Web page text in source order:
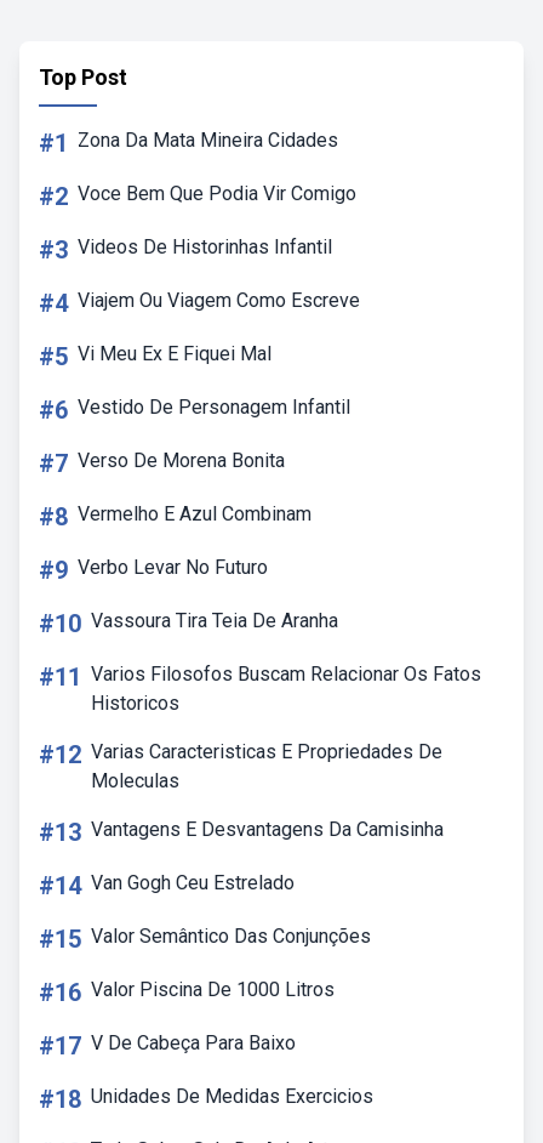
Top Post
#1 Zona Da Mata Mineira Cidades
#2 Voce Bem Que Podia Vir Comigo
#3 Videos De Historinhas Infantil
#4 Viajem Ou Viagem Como Escreve
#5 Vi Meu Ex E Fiquei Mal
#6 Vestido De Personagem Infantil
#7 Verso De Morena Bonita
#8 Vermelho E Azul Combinam
#9 Verbo Levar No Futuro
#10 Vassoura Tira Teia De Aranha
#11 Varios Filosofos Buscam Relacionar Os Fatos
Historicos
#12 Varias Caracteristicas E Propriedades De
Moleculas
#13 Vantagens E Desvantagens Da Camisinha
#14 Van Gogh Ceu Estrelado
#15 Valor Semântico Das Conjunções
#16 Valor Piscina De 1000 Litros
#17 V De Cabeça Para Baixo
#18 Unidades De Medidas Exercicios